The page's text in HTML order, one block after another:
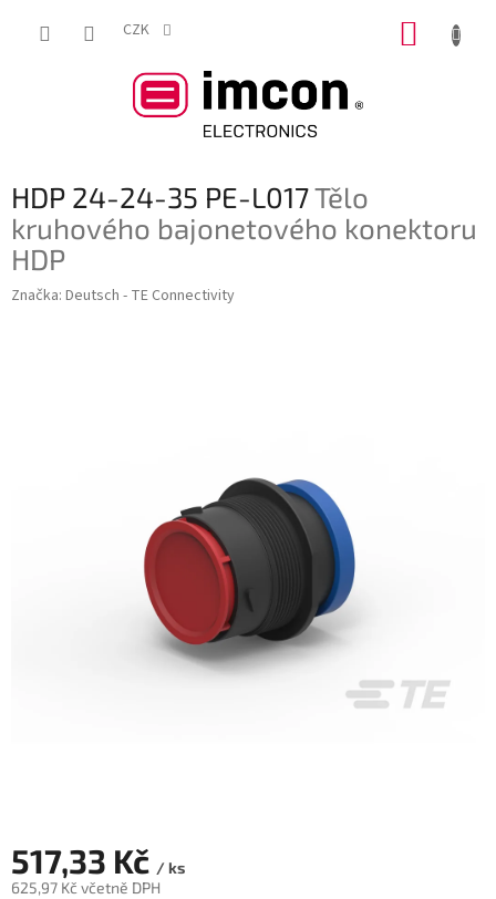
CZK
HDP 24-24-35 PE-L017Tělo
kruhového bajonetového konektoru
HDP
Značka: Deutsch - TE Connectivity
517,33 Kč / ks
625,97 Kč včetně DPH